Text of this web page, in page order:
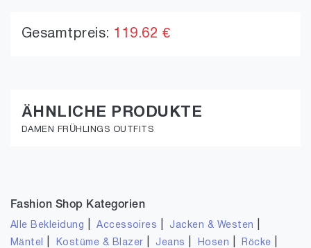
Gesamtpreis: 119.62 €
ÄHNLICHE PRODUKTE
DAMEN FRÜHLINGS OUTFITS
Fashion Shop Kategorien
Alle Bekleidung |Accessoires Jacken & Westen
Mäntel Kostüme & Blazer Jeans Hosen Röcke